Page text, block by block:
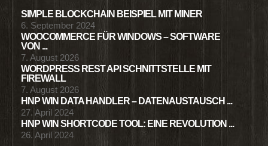
SIMPLE BLOCKCHAIN BEISPIEL MIT MINER
6. September 2024
WOOCOMMERCE FÜR WINDOWS – SOFTWARE
VON ...
7. August 2026
WORDPRESS REST API SCHNITTSTELLE MIT
FIREWALL
7. August 2026
HNP WIN DATA HANDLER – DATENAUSTAUSCH ...
27. April 2024
HNP WIN SHORTCODE TOOL: EINE REVOLUTION ...
26. April 2024